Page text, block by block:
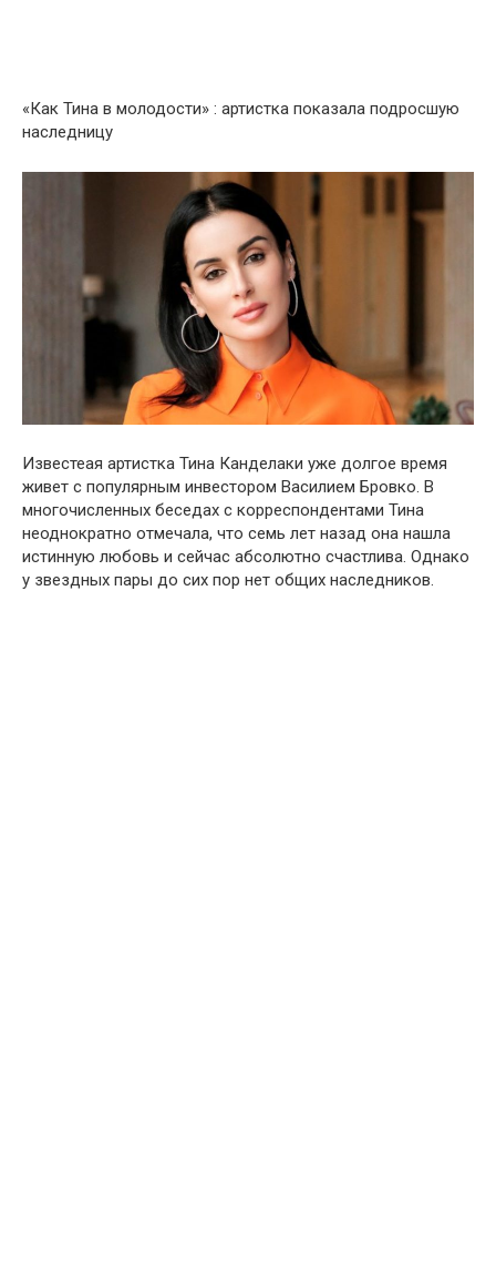
«Как Тина в молодости» : артистка показала подросшую
наследницу
Известеая артистка Тина Канделаки уже долгое время
живет с популярным инвестором Василием Бровко. В
многочисленных беседах с корреспондентами Тина
неоднократно отмечала, что семь лет назад она нашла
истинную любовь и сейчас абсолютно счастлива. Однако
у звездных пары до сих пор нет общих наследников.